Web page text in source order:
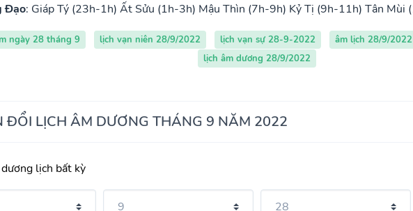
Đạo: Giáp Tý (23h-1h) Ất Sửu (1h-3h) Mậu Thìn (7h-9h) Kỷ Tị (9h-11h) Tân Mùi
ngày 28 tháng 9 lịch vạn niên 28/9/2022 lịch vạn sự 28-9-2022 âm lịch 28/9/2022
lịch âm dương 28/9/2022
ĐỔI LỊCH ÂM DƯƠNG THÁNG 9 NĂM 2022
lịch bất kỳ